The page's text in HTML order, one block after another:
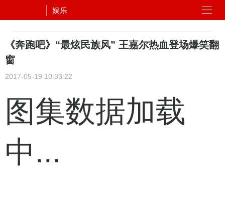
娱乐
《奔跑吧》“最炫民族风” 王嘉尔热血登场爆笑翻
窗
2017-05-19 10:33:22
图集数据加载
中...